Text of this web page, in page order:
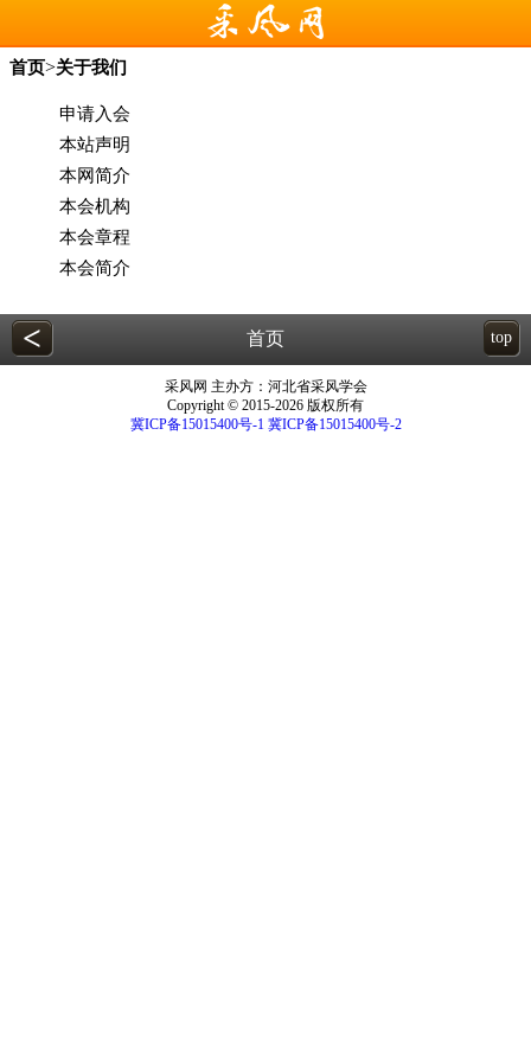
首页>关于我们
申请入会
本站声明
本网简介
本会机构
本会章程
本会简介
首页
< top
采风网 主办方：河北省采风学会
Copyright © 2015-2026 版权所有
冀ICP备15015400号-1 冀ICP备15015400号-2